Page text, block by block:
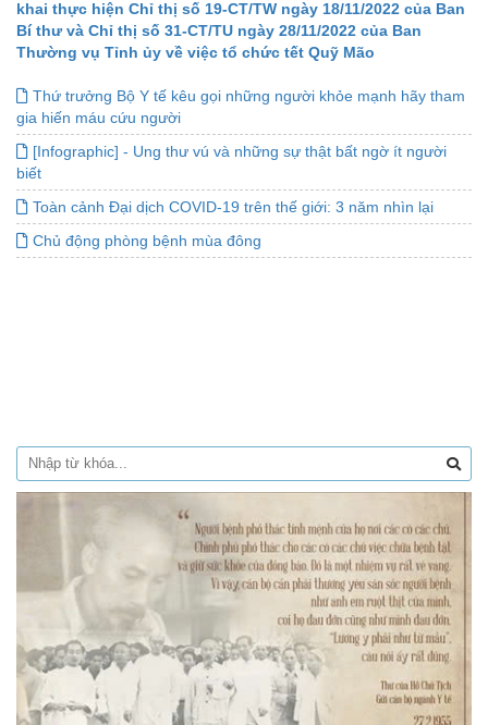
khai thực hiện Chỉ thị số 19-CT/TW ngày 18/11/2022 của Ban
Bí thư và Chỉ thị số 31-CT/TU ngày 28/11/2022 của Ban
Thường vụ Tỉnh ủy về việc tổ chức tết Quỹ Mão
Thứ trưởng Bộ Y tế kêu gọi những người khỏe mạnh hãy tham
gia hiến máu cứu người
[Infographic] - Ung thư vú và những sự thật bất ngờ ít người
biết
Toàn cảnh Đại dịch COVID-19 trên thế giới: 3 năm nhìn lại
Chủ động phòng bệnh mùa đông